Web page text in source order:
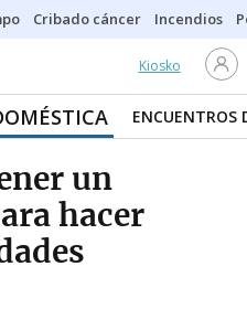
Cribado cáncer Incendios
Kiosko
ENCUENTROS
un
hacer